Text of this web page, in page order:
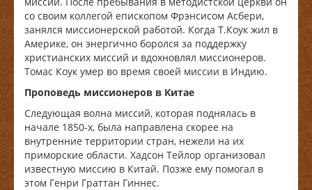
со своим коллегой епископом Фрэнсисом Асбери,
занялся миссионерской работой. Когда Т.Коук жил в
Америке, он энергично боролся за поддержку
христианских миссий и вдохновлял миссионеров.
Томас Коук умер во время своей миссии в Индию.
Проповедь миссионеров в Китае
Следующая волна миссий, которая поднялась в
начале 1850-х, была направлена скорее на
внутренние территории стран, нежели на их
приморские области. Хадсон Тейлор организовал
известную миссию в Китай. Позже ему помогал в
этом Генри Граттан Гиннес.